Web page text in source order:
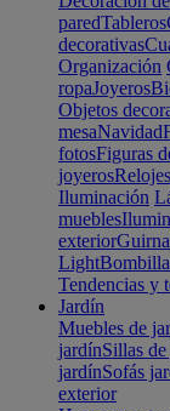
paredTableros
decorativas
Organización
ropaJoyeros
Objetos
mesaNavidad
fotosFiguras
joyerosRelojes
Iluminación
muebles
exterior
Light
Tendencias y
Jardín
Muebles de
jardínSillas
jardínSofás
exterior